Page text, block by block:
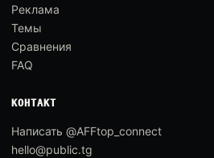
Реклама
Темы
Сравнения
FAQ
КОНТАКТ
Написать @AFFtop_connect
hello@public.tg